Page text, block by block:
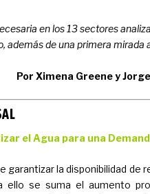
en los 13 sectores
además de una primera mirada
Por Ximena Greene y
el Agua para una
garantizar la disponibilidad
ello se suma el aumento